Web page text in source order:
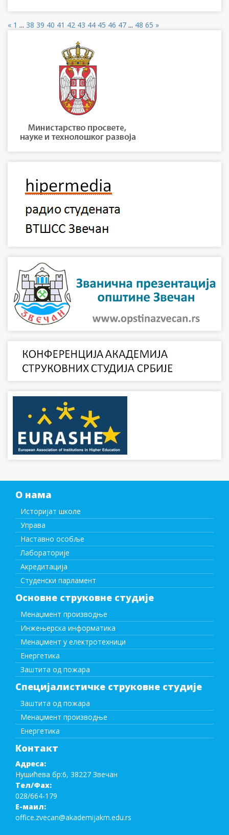
« 1 ... 38 39 40 41 42 43 44 45 46 47 ... 48 65 »
О нама
Историјат школе
Управа
Наставно особље
Лабораторије
Акредитација
Студенски парламент
Основне струковне студије
Менаџмент производње
Инжењерска информатика
Менаџмент у електротехници
Енергетика
Заштита од пожара
Специјалистичке струковне студије
Заштита од пожара
Менаџмент производње
Енергетика
Контакт
Адреса:
Нушићева бр:6, 38227 Звечан
Тел/Фаx:
028/664-179
Е-маил:
office.zvecan@akademijakm.edu.rs